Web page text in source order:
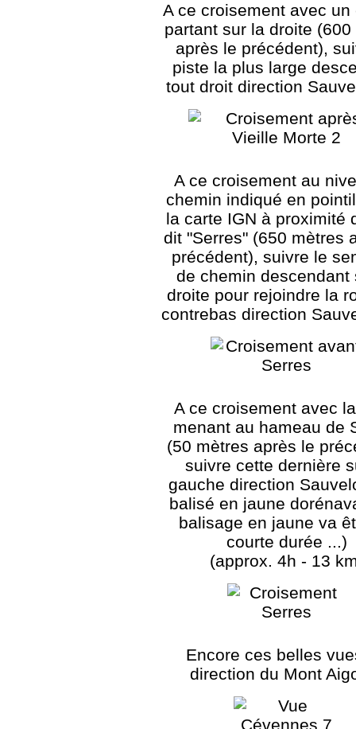
A ce croisement avec un
partant sur la droite (600
après le précédent),
piste la plus large
tout droit direction
A ce croisement au
chemin indiqué en
la carte IGN à proximité
dit "Serres" (650 mètres
précédent), suivre le
de chemin descendant
droite pour rejoindre la
contrebas direction
A ce croisement avec
menant au hameau de
(50 mètres après le
suivre cette dernière
gauche direction
balisé en jaune
balisage en jaune va
courte durée ...)
(approx. 4h - 13
Encore ces belles
direction du Mont